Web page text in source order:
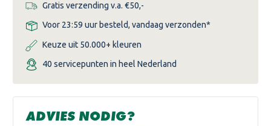
Gratis verzending v.a. €50,-
Voor 23:59 uur besteld, vandaag verzonden*
Keuze uit 50.000+ kleuren
40 servicepunten in heel Nederland
ADVIES NODIG?